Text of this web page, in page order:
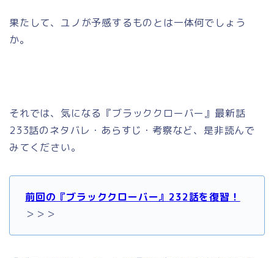
果たして、ユノが予感するものとは一体何でしょう
か。
それでは、気になる『ブラッククローバー』最新話
233話のネタバレ・あらすじ・考察など、是非読んで
みてください。
前回の『ブラッククローバー』232話を復習！
＞＞＞